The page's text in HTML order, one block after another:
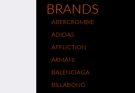
BRANDS
ABERCROMBIE
ADIDAS
AFFLICTION
ARMANI
BALENCIAGA
BILLABONG